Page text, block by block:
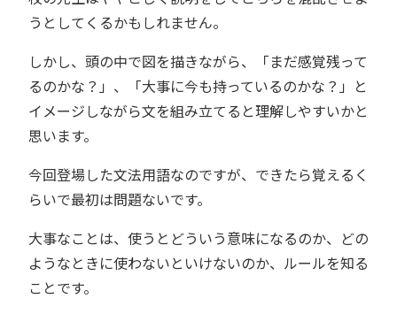
うとしてくるかもしれません。
しかし、頭の中で図を描きながら、「まだ感覚残って
るのかな？」、「大事に今も持っているのかな？」と
イメージしながら文を組み立てると理解しやすいかと
思います。
今回登場した文法用語なのですが、できたら覚えるく
らいで最初は問題ないです。
大事なことは、使うとどういう意味になるのか、どの
ようなときに使わないといけないのか、ルールを知る
ことです。